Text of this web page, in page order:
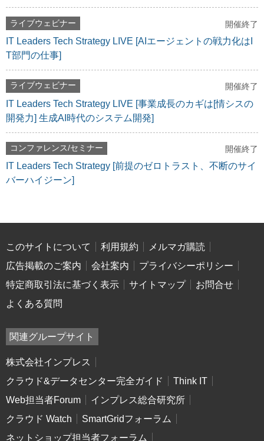
ライブウェビナー 開催終了
IT Leaders Tech Strategy LIVE [AIエージェントの戦力化はI
T部門の仕事]
ライブウェビナー 開催終了
IT Leaders Tech Strategy LIVE [事業成長のカギは[情シスの
開発力] 生成AI時代のシステム開発]
コンファレンス/セミナー 開催終了
IT Leaders Tech Strategy [前提のゼロトラスト、不断のサイ
バーハイジーン]
このサイトについて 利用規約
メルマガ購読
広告掲載のご案内
会社案内
プライバシーポリシー
特定商取引法に基づく表示
サイトマップ
お問合せ
よくある質問
関連グループサイト
株式会社インプレス
クラウド&データセンター完全ガイド
Think IT
Web担当者Forum
インプレス総合研究所
クラウド Watch
SmartGridフォーラム
ネットショップ担当者フォーラム